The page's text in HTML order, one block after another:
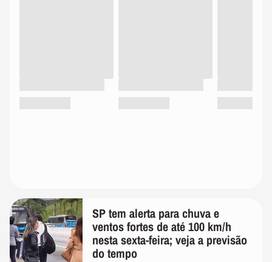
SP tem alerta para chuva e
ventos fortes de até 100 km/h
nesta sexta-feira; veja a previsão
do tempo